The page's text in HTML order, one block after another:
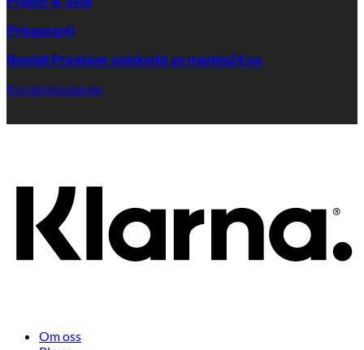
Prisgaranti
Beställ Premium solskydd av markis24.se
Kunderbjudande
Om oss